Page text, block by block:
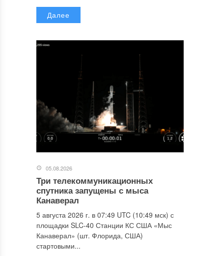
Далее
05.08.2026
Три телекоммуникационных
спутника запущены с мыса
Канаверал
5 августа 2026 г. в 07:49 UTC (10:49 мск) с
площадки SLC-40 Станции КС США «Мыс
Канаверал» (шт. Флорида, США)
стартовыми...